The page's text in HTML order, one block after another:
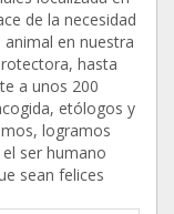
de la necesidad
en nuestra
hasta
a unos 200
etólogos y
logramos
ser humano
sean felices